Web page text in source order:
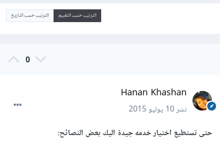
الترتيب حسب التقييم الترتيب حسب التاريخ
0
Hanan Khashan
نشر10 يوليو 2015
حتى تستطيع اختيار خدمه جيدة اليك بعض النصائح: